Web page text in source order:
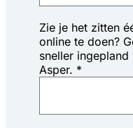
Zie je het zitten
online te doen?
sneller
Asper. *